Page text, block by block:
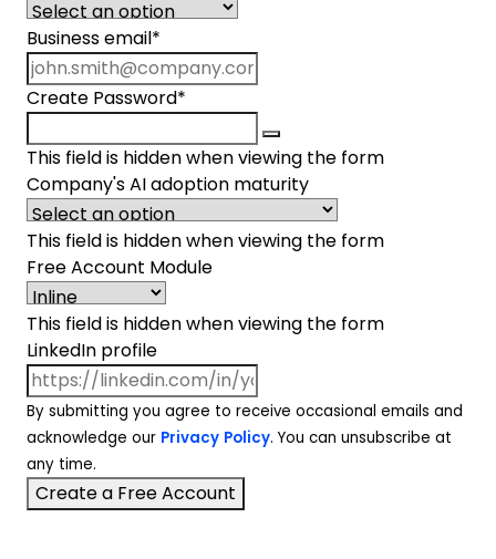
Business email *
Create Password*
This field is hidden when viewing the form
Company's AI adoption maturity
This field is hidden when viewing the form
Free Account Module
This field is hidden when viewing the form
LinkedIn profile
By submitting you agree to receive occasional emails and
acknowledge our Privacy Policy. You can unsubscribe at
any time.